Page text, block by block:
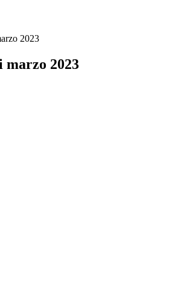
2023
marzo 2023